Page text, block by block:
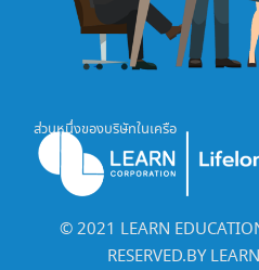
ส่วนหนึ่งของบริษัทในเครือ
©️ 2021 LEARN
RESERVED.BY